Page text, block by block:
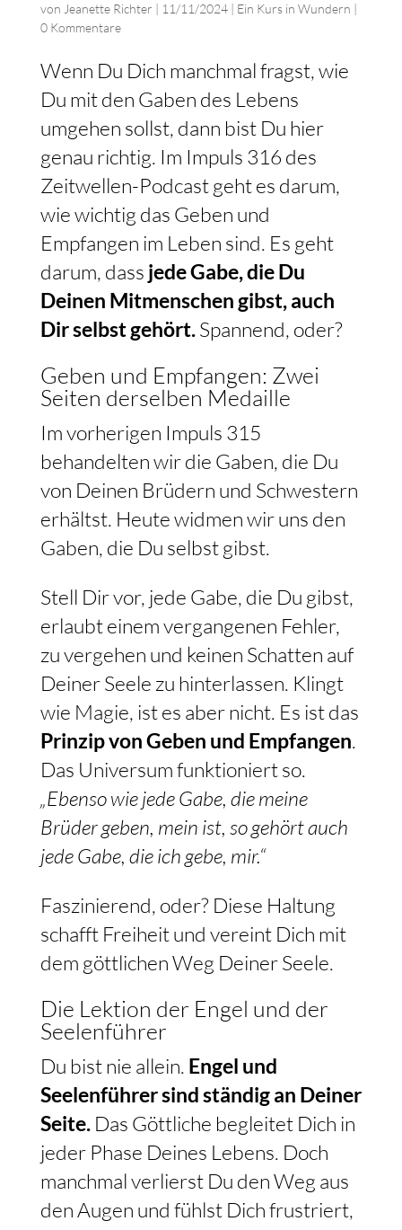
von Jeanette Richter | 11/11/2024| Ein Kurs in Wundern |
0 Kommentare
Wenn Du Dich manchmal fragst, wie
Du mit den Gaben des Lebens
umgehen sollst, dann bist Du hier
genau richtig. Im Impuls 316 des
Zeitwellen-Podcast geht es darum,
wie wichtig das Geben und
Empfangen im Leben sind. Es geht
darum, dass jede Gabe, die Du
Deinen Mitmenschen gibst, auch
Dir selbst gehört.Spannend, oder?
Geben und Empfangen: Zwei
Seiten derselben Medaille
Im vorherigen Impuls 315
behandelten wir die Gaben, die Du
von Deinen Brüdern und Schwestern
erhältst. Heute widmen wir uns den
Gaben, die Du selbst gibst.
Stell Dir vor, jede Gabe, die Du gibst,
erlaubt einem vergangenen Fehler,
zu vergehen und keinen Schatten auf
Deiner Seele zu hinterlassen. Klingt
Prinzip von Geben und Empfangen.
„Ebenso wie jede Gabe, die meine
Brüder geben, mein ist, so gehört auch
jede Gabe, die ich gebe, mir.“
Faszinierend, oder? Diese Haltung
schafft Freiheit und vereint Dich mit
dem göttlichen Weg Deiner Seele.
Die Lektion der Engel und der
Seelenführer
Du bist nie allein. Engel und
Seelenführer sind ständig an Deiner
Seite.Das Göttliche begleitet Dich in
jeder Phase Deines Lebens. Doch
manchmal verlierst Du den Weg aus
den Augen und fühlst Dich frustriert,